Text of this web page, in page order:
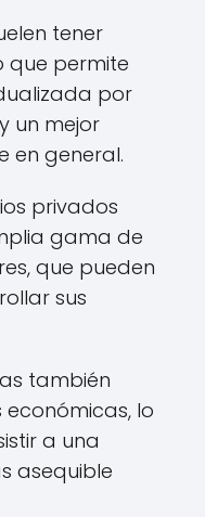
tener
que permite
por
un mejor
en general.
privados
gama de
que pueden
sus
también
lo
a una
asequible